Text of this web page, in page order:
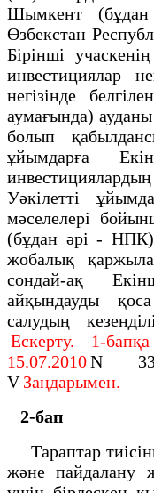
Шымкент
Өзбекстан
Бірінші
инвестициялар
негізінде
аумағында)
болып
ұйымдарға
Уәкілетті
мәселелері
(бұдан әрі -
жобалық
сондай-ақ
айқындауды
салудың
Ескерту. 1-
15.07.2010N
VЗаңдарымен.
2-бап
Тараптар
және пайдалану